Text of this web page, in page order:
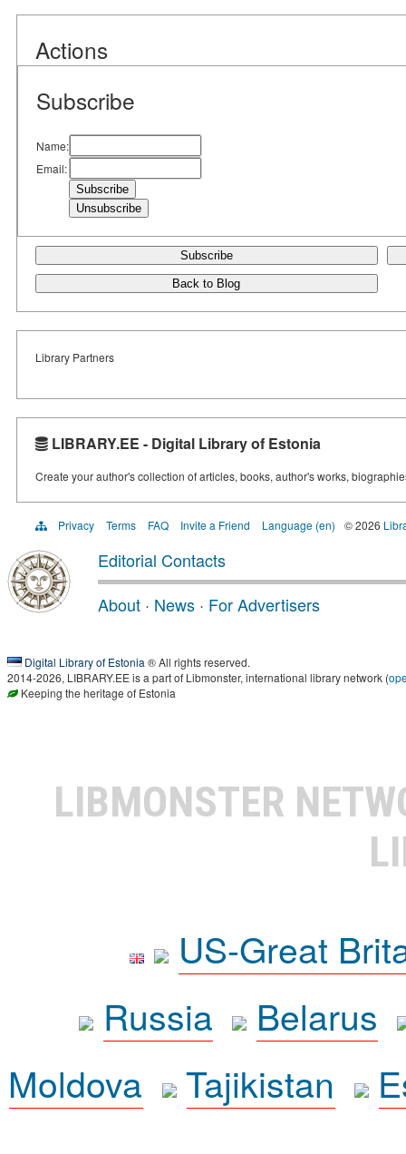
Actions
Subscribe
Name:
Email:
Subscribe
Back to Blog
Library Partners
LIBRARY.EE - Digital Library of Estonia
Create your author's collection of articles, books, author's works,
Privacy Terms FAQ Invite a Friend Language (en) © 2026
Editorial Contacts
About · News · For Advertisers
Digital Library of Estonia ® All rights reserved.
2014-2026, LIBRARY.EE is a part of Libmonster, international library network (
Keeping the heritage of Estonia
LIBMONSTER
US-Great
Russia
Belarus
Moldova
Tajikistan